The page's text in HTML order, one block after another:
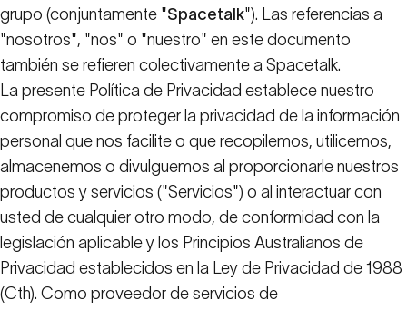
grupo (conjuntamente "Spacetalk"). Las referencias a
"nosotros", "nos" o "nuestro" en este documento
también se refieren colectivamente a Spacetalk.
La presente Política de Privacidad establece nuestro
compromiso de proteger la privacidad de la información
personal que nos facilite o que recopilemos, utilicemos,
almacenemos o divulguemos al proporcionarle nuestros
productos y servicios ("Servicios") o al interactuar con
usted de cualquier otro modo, de conformidad con la
legislación aplicable y los Principios Australianos de
Privacidad establecidos en la Ley de Privacidad de 1988
(Cth). Como proveedor de servicios de